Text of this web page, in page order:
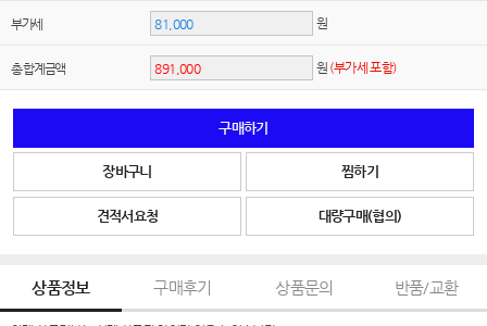
부가세 원
총 합계금액 원 (부가세 포함)
구매하기
장바구니 찜하기
견적서요청 대량구매(협의)
상품정보 구매후기 상품문의 반품/교환